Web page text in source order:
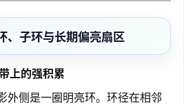
、子环与长期偏亮扇区
上的强积累
外侧是一圈明亮环。环径在相邻